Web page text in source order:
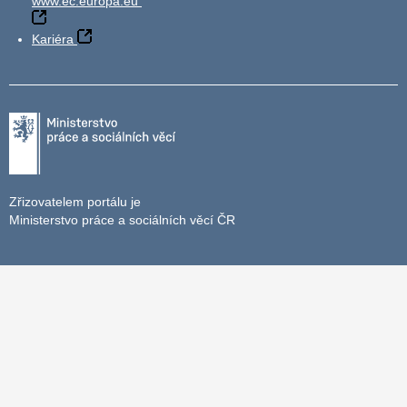
Kariéra
Zřizovatelem portálu je
Ministerstvo práce a sociálních věcí ČR